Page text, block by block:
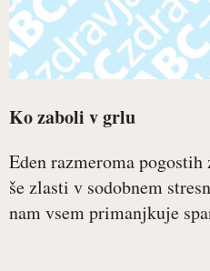
Ko zaboli v grlu
Eden razmeroma
še zlasti v sodobnem
nam vsem primanjkuje